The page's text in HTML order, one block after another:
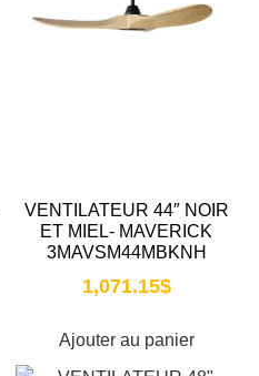
VENTILATEUR 44″ NOIR
ET MIEL- MAVERICK
3MAVSM44MBKNH
1,071.15$
Ajouter au panier